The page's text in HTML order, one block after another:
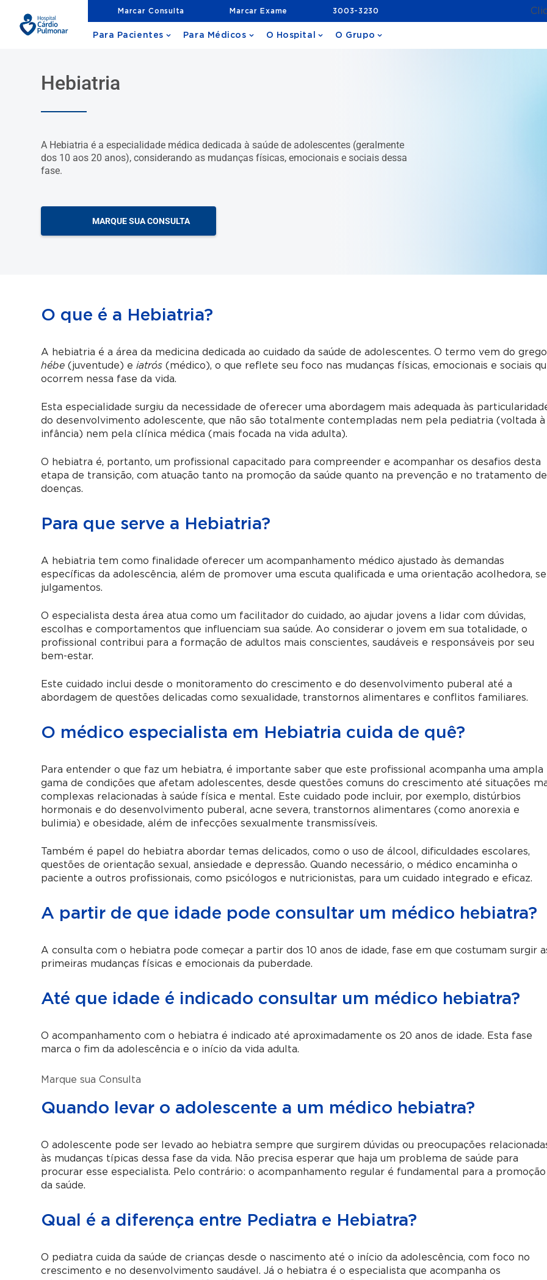
Marcar Consulta Marcar Exame 3003-3230
Para Pacientes Para Médicos O Hospital O Grupo
Hebiatria
A Hebiatria é a especialidade médica dedicada à saúde de adolescentes (geralmente
dos 10 aos 20 anos), considerando as mudanças físicas, emocionais e sociais dessa
fase.
MARQUE SUA CONSULTA
O que é a Hebiatria?
A hebiatria é a área da medicina dedicada ao cuidado da saúde de adolescentes. O termo vem do grego
hébe (juventude) eiatrós (médico), o que reflete seu foco nas mudanças físicas, emocionais e sociais
ocorrem nessa fase da vida.
Esta especialidade surgiu da necessidade de oferecer uma abordagem mais adequada às
do desenvolvimento adolescente, que não são totalmente contempladas nem pela pediatria (voltada à
infância) nem pela clínica médica (mais focada na vida adulta).
O hebiatra é, portanto, um profissional capacitado para compreender e acompanhar os desafios desta
etapa de transição, com atuação tanto na promoção da saúde quanto na prevenção e no tratamento de
doenças.
Para que serve a Hebiatria?
A hebiatria tem como finalidade oferecer um acompanhamento médico ajustado às demandas
específicas da adolescência, além de promover uma escuta qualificada e uma orientação acolhedora,
julgamentos.
O especialista desta área atua como um facilitador do cuidado, ao ajudar jovens a lidar com dúvidas,
escolhas e comportamentos que influenciam sua saúde. Ao considerar o jovem em sua totalidade, o
profissional contribui para a formação de adultos mais conscientes, saudáveis e responsáveis por seu
bem-estar.
Este cuidado inclui desde o monitoramento do crescimento e do desenvolvimento puberal até a
abordagem de questões delicadas como sexualidade, transtornos alimentares e conflitos familiares.
O médico especialista em Hebiatria cuida de quê?
Para entender o que faz um hebiatra, é importante saber que este profissional acompanha uma ampla
gama de condições que afetam adolescentes, desde questões comuns do crescimento até situações
complexas relacionadas à saúde física e mental. Este cuidado pode incluir, por exemplo, distúrbios
hormonais e do desenvolvimento puberal, acne severa, transtornos alimentares (como anorexia e
bulimia) e obesidade, além de infecções sexualmente transmissíveis.
Também é papel do hebiatra abordar temas delicados, como o uso de álcool, dificuldades escolares,
questões de orientação sexual, ansiedade e depressão. Quando necessário, o médico encaminha o
paciente a outros profissionais, como psicólogos e nutricionistas, para um cuidado integrado e eficaz.
A partir de que idade pode consultar um médico hebiatra?
A consulta com o hebiatra pode começar a partir dos 10 anos de idade, fase em que costumam surgir
primeiras mudanças físicas e emocionais da puberdade.
Até que idade é indicado consultar um médico hebiatra?
O acompanhamento com o hebiatra é indicado até aproximadamente os 20 anos de idade. Esta fase
marca o fim da adolescência e o início da vida adulta.
Marque sua Consulta
Quando levar o adolescente a um médico hebiatra?
O adolescente pode ser levado ao hebiatra sempre que surgirem dúvidas ou preocupações
às mudanças típicas dessa fase da vida. Não precisa esperar que haja um problema de saúde para
procurar esse especialista. Pelo contrário: o acompanhamento regular é fundamental para a promoção
da saúde.
Qual é a diferença entre Pediatra e Hebiatra?
O pediatra cuida da saúde de crianças desde o nascimento até o início da adolescência, com foco no
crescimento e no desenvolvimento saudável. Já o hebiatra é o especialista que acompanha os